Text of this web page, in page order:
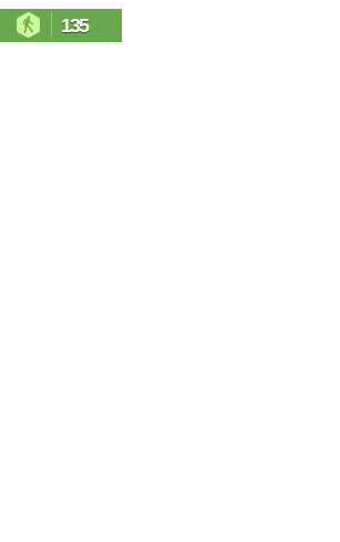
135